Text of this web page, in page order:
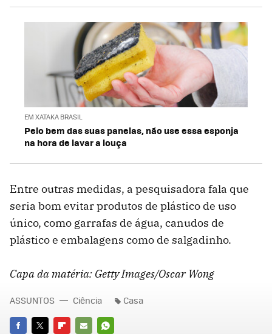
EM XATAKA BRASIL
Pelo bem das suas panelas, não use essa esponja
na hora de lavar a louça
Entre outras medidas, a pesquisadora fala que
seria bom evitar produtos de plástico de uso
único, como garrafas de água, canudos de
plástico e embalagens como de salgadinho.
Capa da matéria: Getty Images/Oscar Wong
ASSUNTOS Ciência Casa